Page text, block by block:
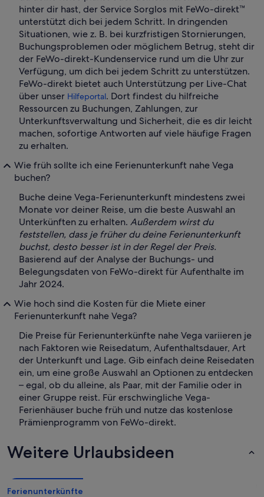
hinter dir hast, der Service Sorglos mit FeWo-direkt™
unterstützt dich bei jedem Schritt. In dringenden
Situationen, wie z. B. bei kurzfristigen Stornierungen,
Buchungsproblemen oder möglichem Betrug, steht dir
der FeWo-direkt-Kundenservice rund um die Uhr zur
Verfügung, um dich bei jedem Schritt zu unterstützen.
FeWo-direkt bietet auch Unterstützung per Live-Chat
über unser Hilfeportal. Dort findest du hilfreiche
Ressourcen zu Buchungen, Zahlungen, zur
Unterkunftsverwaltung und Sicherheit, die es dir leicht
machen, sofortige Antworten auf viele häufige Fragen
zu erhalten.
Wie früh sollte ich eine Ferienunterkunft nahe Vega
buchen?
Buche deine Vega-Ferienunterkunft mindestens zwei
Monate vor deiner Reise, um die beste Auswahl an
Unterkünften zu erhalten. Außerdem wirst du
feststellen, dass je früher du deine Ferienunterkunft
buchst, desto besser ist in der Regel der Preis.
Basierend auf der Analyse der Buchungs- und
Belegungsdaten von FeWo-direkt für Aufenthalte im
Jahr 2024.
Wie hoch sind die Kosten für die Miete einer
Ferienunterkunft nahe Vega?
Die Preise für Ferienunterkünfte nahe Vega variieren je
nach Faktoren wie Reisedatum, Aufenthaltsdauer, Art
der Unterkunft und Lage. Gib einfach deine Reisedaten
ein, um eine große Auswahl an Optionen zu entdecken
– egal, ob du alleine, als Paar, mit der Familie oder in
einer Gruppe reist. Für erschwingliche Vega-
Ferienhäuser buche früh und nutze das kostenlose
Prämienprogramm von FeWo-direkt.
Weitere Urlaubsideen
Ferienunterkünfte